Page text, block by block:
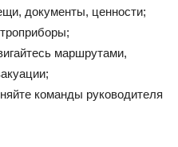
документы, ценности;
маршрутами,
команды руководителя